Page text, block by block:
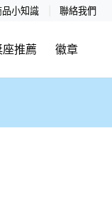
小知識 聯絡我們
推薦 徽章